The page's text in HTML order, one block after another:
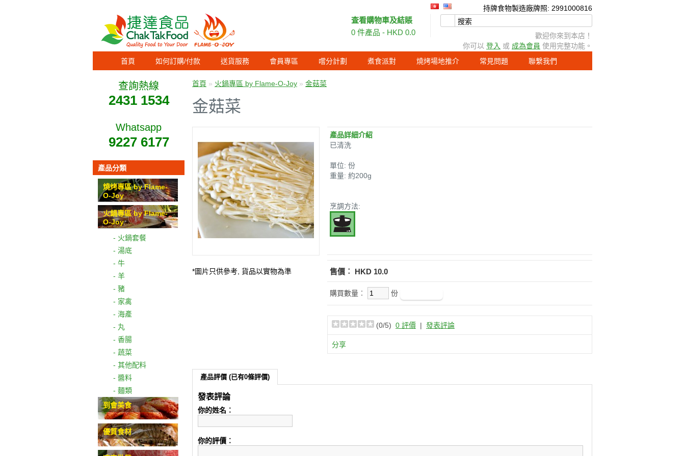
持牌食物製造廠牌照: 2991000816
査看購物車及結賬
0 件產品 - HKD 0.0
歡迎你來到本店！
你可以 登入 或 成為會員 使用完整功能。
首頁
如何訂購/付款 送貨服務 會員專區 嚐分計劃 煮食派對 燒烤場地推介 常見問題 聯繫我們
查詢熱線
2431 1534
Whatsapp
9227 6177
產品分類
燒烤專區 by Flame-
O-Joy
火鍋專區 by Flame-
O-Joy
- 火鍋套餐
- 湯底
- 牛
- 羊
- 豬
- 家禽
- 海產
- 丸
- 香腸
- 蔬菜
- 其他配料
- 醬料
- 麵類
到會美食
優質食材
首頁 » 火鍋專區 by Flame-O-Joy » 金菇菜
金菇菜
*圖片只供參考, 貨品以實物為準
產品詳細介紹
已清洗
單位: 份
重量: 約200g
烹調方法:
售價︰ HKD 10.0
購買數量︰ 份
(0/5) 0 評價 | 發表評論
分享
產品評價 (已有0條評價)
發表評論
你的姓名︰
你的評價︰